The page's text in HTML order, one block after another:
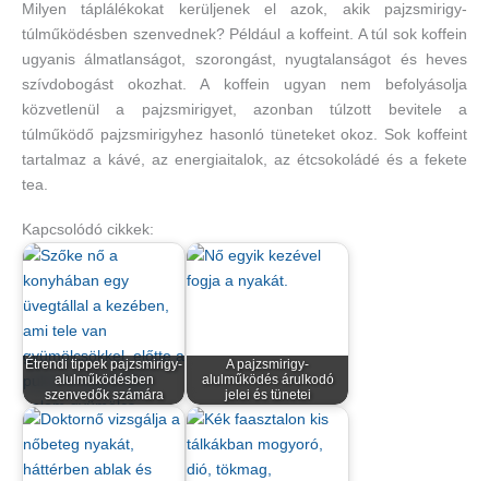
Milyen táplálékokat kerüljenek el azok, akik pajzsmirigy-
túlműködésben szenvednek? Például a koffeint. A túl sok koffein
ugyanis álmatlanságot, szorongást, nyugtalanságot és heves
szívdobogást okozhat. A koffein ugyan nem befolyásolja
közvetlenül a pajzsmirigyet, azonban túlzott bevitele a
túlműködő pajzsmirigyhez hasonló tüneteket okoz. Sok koffeint
tartalmaz a kávé, az energiaitalok, az étcsokoládé és a fekete
tea.
Kapcsolódó cikkek:
Étrendi tippek pajzsmirigy-
alulműködésben
szenvedők számára
A pajzsmirigy-
alulműködés árulkodó
jelei és tünetei